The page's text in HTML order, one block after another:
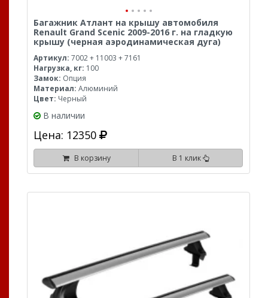
Багажник Атлант на крышу автомобиля
Renault Grand Scenic 2009-2016 г. на гладкую
крышу (черная аэродинамическая дуга)
Артикул: 7002 + 11003 + 7161
Нагрузка, кг: 100
Замок: Опция
Материал: Алюминий
Цвет: Черный
В наличии
Цена: 12350
В корзину В 1 клик